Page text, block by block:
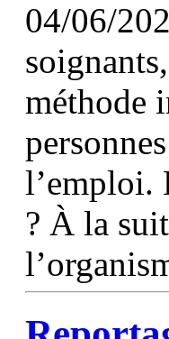
04/06/
méthode
l’emploi.
? À la